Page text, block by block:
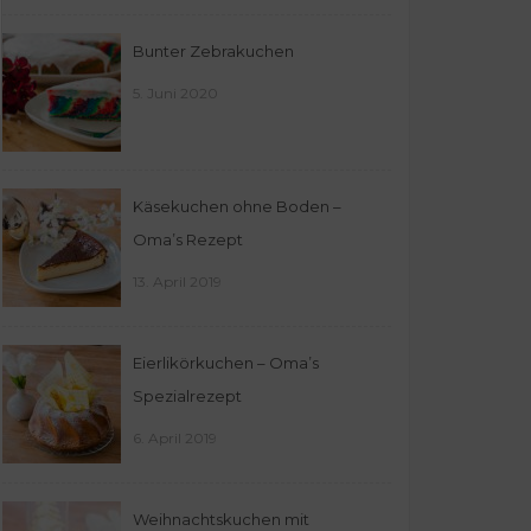
Bunter Zebrakuchen
5. Juni 2020
Käsekuchen ohne Boden –
Oma’s Rezept
13. April 2019
Eierlikörkuchen – Oma’s
Spezialrezept
6. April 2019
Weihnachtskuchen mit